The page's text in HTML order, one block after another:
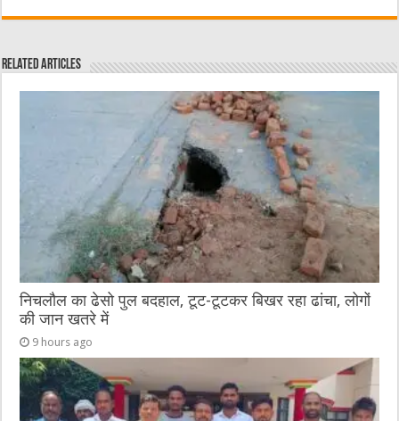
c
e
b
it
r
C
at
ai ss
n
g
er
at
A
p
p
Related Articles
निचलौल का ढेसो पुल बदहाल, टूट-टूटकर बिखर रहा ढांचा, लोगों
की जान खतरे में
9 hours ago